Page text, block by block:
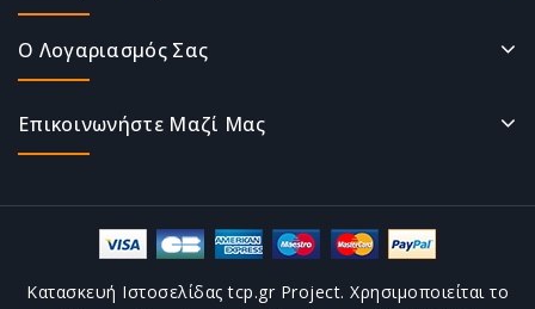
Ο Λογαριασμός Σας
Επικοινωνήστε Μαζί Μας
Κατασκευή Ιστοσελίδας tcp.gr Project. Χρησιμοποιείται το